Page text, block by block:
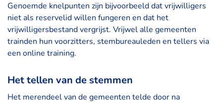
Genoemde knelpunten zijn bijvoorbeeld dat vrijwilligers
niet als reservelid willen fungeren en dat het
vrijwilligersbestand vergrijst. Vrijwel alle gemeenten
trainden hun voorzitters, stembureauleden en tellers via
een online training.
Het tellen van de stemmen
Het merendeel van de gemeenten telde door na